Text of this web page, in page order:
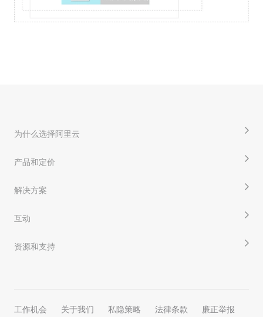
为什么选择阿里云
产品和定价
解决方案
互动
资源和支持
工作机会 关于我们 私隐策略 法律条款
廉正举报